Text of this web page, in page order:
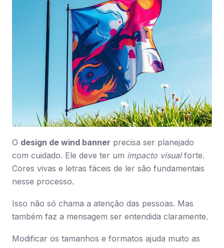
O design de wind banner precisa ser planejado
com cuidado. Ele deve ter um impacto visualforte.
Cores vivas e letras fáceis de ler são fundamentais
nesse processo.
Isso não só chama a atenção das pessoas. Mas
também faz a mensagem ser entendida claramente.
Modificar os tamanhos e formatos ajuda muito as